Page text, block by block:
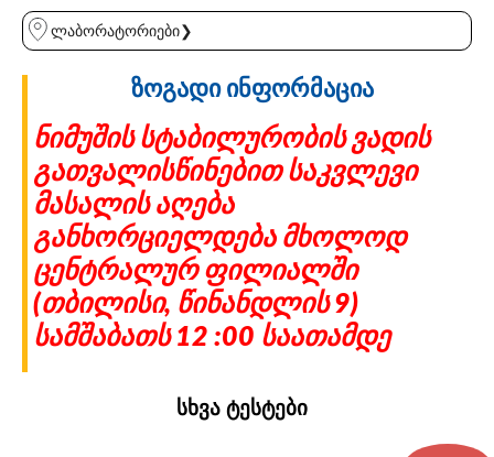
ლაბორატორიები❯
ზოგადი ინფორმაცია
ნიმუშის სტაბილურობის ვადის
გათვალისწინებით საკვლევი
მასალის აღება
განხორციელდება მხოლოდ
ცენტრალურ ფილიალში
(თბილისი, წინანდლის 9)
სამშაბათს 12 :00 საათამდე
სხვა ტესტები